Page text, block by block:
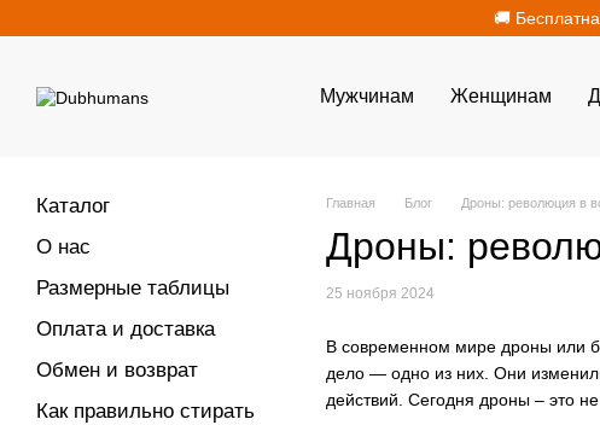
🚚
Мужчинам Женщинам
Главная Блог Дроны: революция в
Дроны:
25 ноября 2024
В современном мире дроны или
дело — одно из них. Они
действий. Сегодня дроны – это
Каталог
О нас
Размерные таблицы
Оплата и доставка
Обмен и возврат
Как правильно стирать